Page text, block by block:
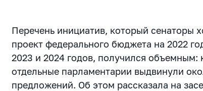
Перечень инициатив, который сенаторы
проект федерального бюджета на 2022
2023 и 2024 годов, получился
отдельные парламентарии выдвинули
предложений. Об этом рассказала на